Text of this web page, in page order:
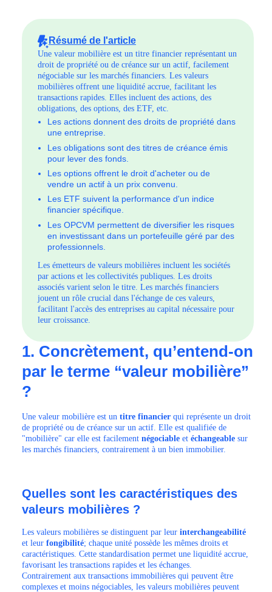
Résumé de l'article
Une valeur mobilière est un titre financier représentant un
droit de propriété ou de créance sur un actif, facilement
négociable sur les marchés financiers. Les valeurs
mobilières offrent une liquidité accrue, facilitant les
transactions rapides. Elles incluent des actions, des
obligations, des options, des ETF, etc.
Les actions donnent des droits de propriété dans
une entreprise.
Les obligations sont des titres de créance émis
pour lever des fonds.
Les options offrent le droit d'acheter ou de
vendre un actif à un prix convenu.
Les ETF suivent la performance d'un indice
financier spécifique.
Les OPCVM permettent de diversifier les risques
en investissant dans un portefeuille géré par des
professionnels.
Les émetteurs de valeurs mobilières incluent les sociétés
par actions et les collectivités publiques. Les droits
associés varient selon le titre. Les marchés financiers
jouent un rôle crucial dans l'échange de ces valeurs,
facilitant l'accès des entreprises au capital nécessaire pour
leur croissance.
1. Concrètement, qu’entend-on
par le terme “valeur mobilière”
?
Une valeur mobilière est un titre financier qui représente un droit
de propriété ou de créance sur un actif. Elle est qualifiée de
"mobilière" car elle est facilement négociable et échangeable sur
les marchés financiers, contrairement à un bien immobilier.
Quelles sont les caractéristiques des
valeurs mobilières ?
Les valeurs mobilières se distinguent par leur interchangeabilité
et leur fongibilité; chaque unité possède les mêmes droits et
caractéristiques. Cette standardisation permet une liquidité accrue,
favorisant les transactions rapides et les échanges.
Contrairement aux transactions immobilières qui peuvent être
complexes et moins négociables, les valeurs mobilières peuvent